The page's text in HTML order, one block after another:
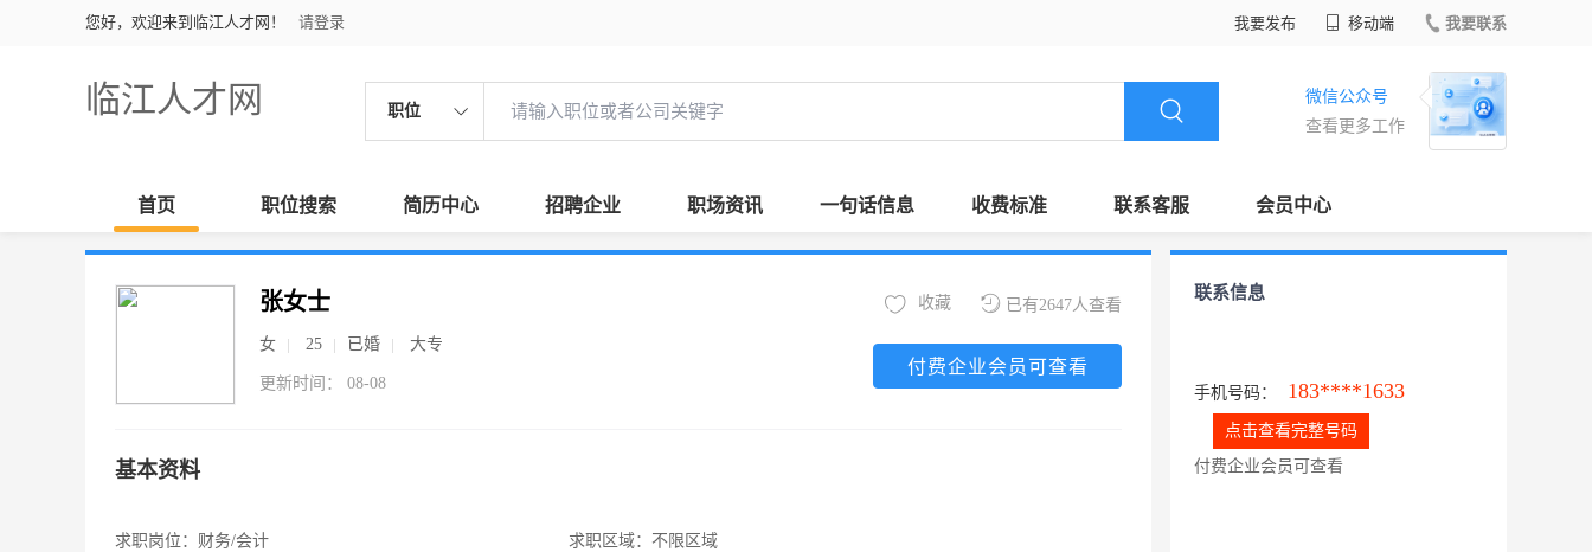
您好，欢迎来到临江人才网！ 请登录 我要发布 移动端 我要联系
临江人才网 职位
微信公众号
查看更多工作
首页 职位搜索 简历中心 招聘企业 职场资讯 一句话信息 收费标准 联系客服 会员中心
张女士
女 25 已婚 大专
更新时间： 08-08
已有2647人查看
收藏
付费企业会员可查看
基本资料
求职岗位： 财务/会计
求职区域： 不限区域
联系信息
手机号码： 183****1633
点击查看完整号码
付费企业会员可查看